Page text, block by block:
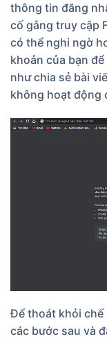
thông tin đăng
cố gắng truy cập
có thể nghi ngờ
khoản của bạn
như chia sẻ bài
không hoạt động
Để thoát khỏi chế
các bước sau và